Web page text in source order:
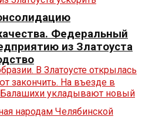
Федеральный
из Златоуста